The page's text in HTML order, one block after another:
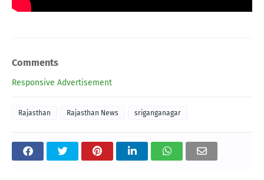
Comments
Responsive Advertisement
Rajasthan Rajasthan News sriganganagar